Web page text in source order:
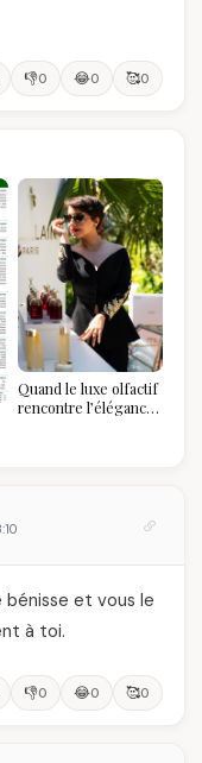
👎0 😂0 🥰0
Quand le luxe olfactif
rencontre l’élégance
bénisse et vous le
à toi.
👎0 😂0 🥰0